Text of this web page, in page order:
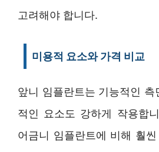
고려해야 합니다.
미용적 요소와 가격 비교
앞니 임플란트는 기능적인 측
적인 요소도 강하게 작용합
어금니 임플란트에 비해 훨